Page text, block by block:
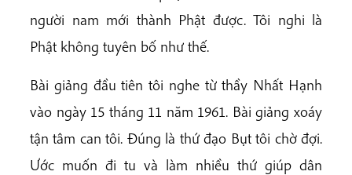
người nam mới thành Phật được. Tôi nghi là
Phật không tuyên bố như thế.
Bài giảng đầu tiên tôi nghe từ thầy Nhất Hạnh
vào ngày 15 tháng 11 năm 1961. Bài giảng xoáy
tận tâm can tôi. Đúng là thứ đạo Bụt tôi chờ đợi.
Ước muốn đi tu và làm nhiều thứ giúp dân